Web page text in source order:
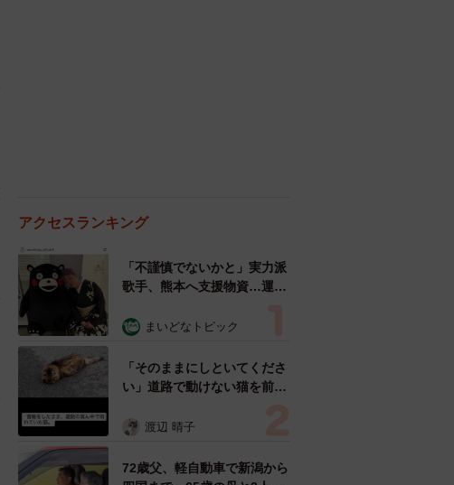
アクセスランキング
「不謹慎でないかと」実力派
歌手、熊本へ支援物資…運搬
めらい 「痛いほど伝わる」
まいどなトピック
「そのままにしといてくださ
い」道路で動けない猫を前に
ようとした4日間 「命の重
表の訴え
渡辺 晴子
72歳父、軽自動車で新潟から